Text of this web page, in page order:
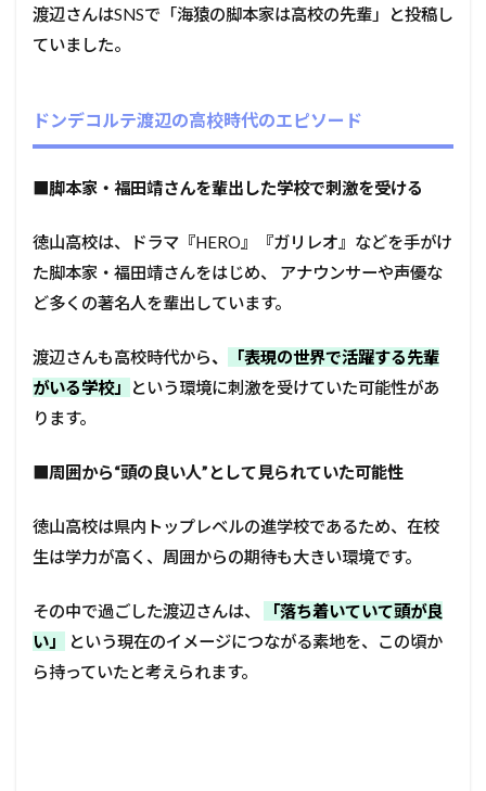
渡辺さんはSNSで「海猿の脚本家は高校の先輩」と投稿し
ていました。
ドンデコルテ渡辺の高校時代のエピソード
■脚本家・福田靖さんを輩出した学校で刺激を受ける
徳山高校は、ドラマ『HERO』『ガリレオ』などを手がけ
た脚本家・福田靖さんをはじめ、 アナウンサーや声優な
ど多くの著名人を輩出しています。
渡辺さんも高校時代から、
「表現の世界で活躍する先輩
がいる学校」
という環境に刺激を受けていた可能性があ
ります。
■周囲から“頭の良い人”として見られていた可能性
徳山高校は県内トップレベルの進学校であるため、在校
生は学力が高く、周囲からの期待も大きい環境です。
その中で過ごした渡辺さんは、
「落ち着いていて頭が良
い」
という現在のイメージにつながる素地を、この頃か
ら持っていたと考えられます。